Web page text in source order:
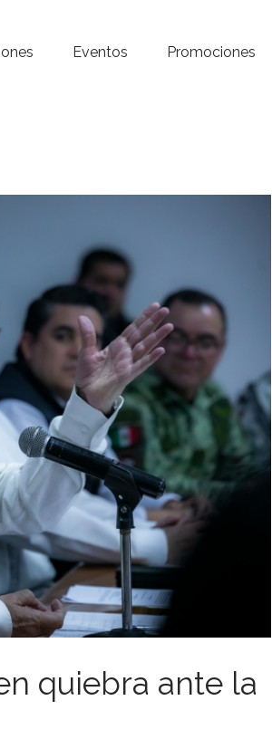
Eventos Promociones
quiebra ante la